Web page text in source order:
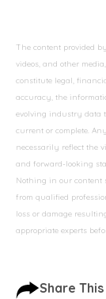
The content provided
videos, and other
constitute legal,
accuracy, the
evolving industry data
current or complete.
necessarily reflect the
and forward-looking
Nothing in our content
from qualified
loss or damage
appropriate experts
Share